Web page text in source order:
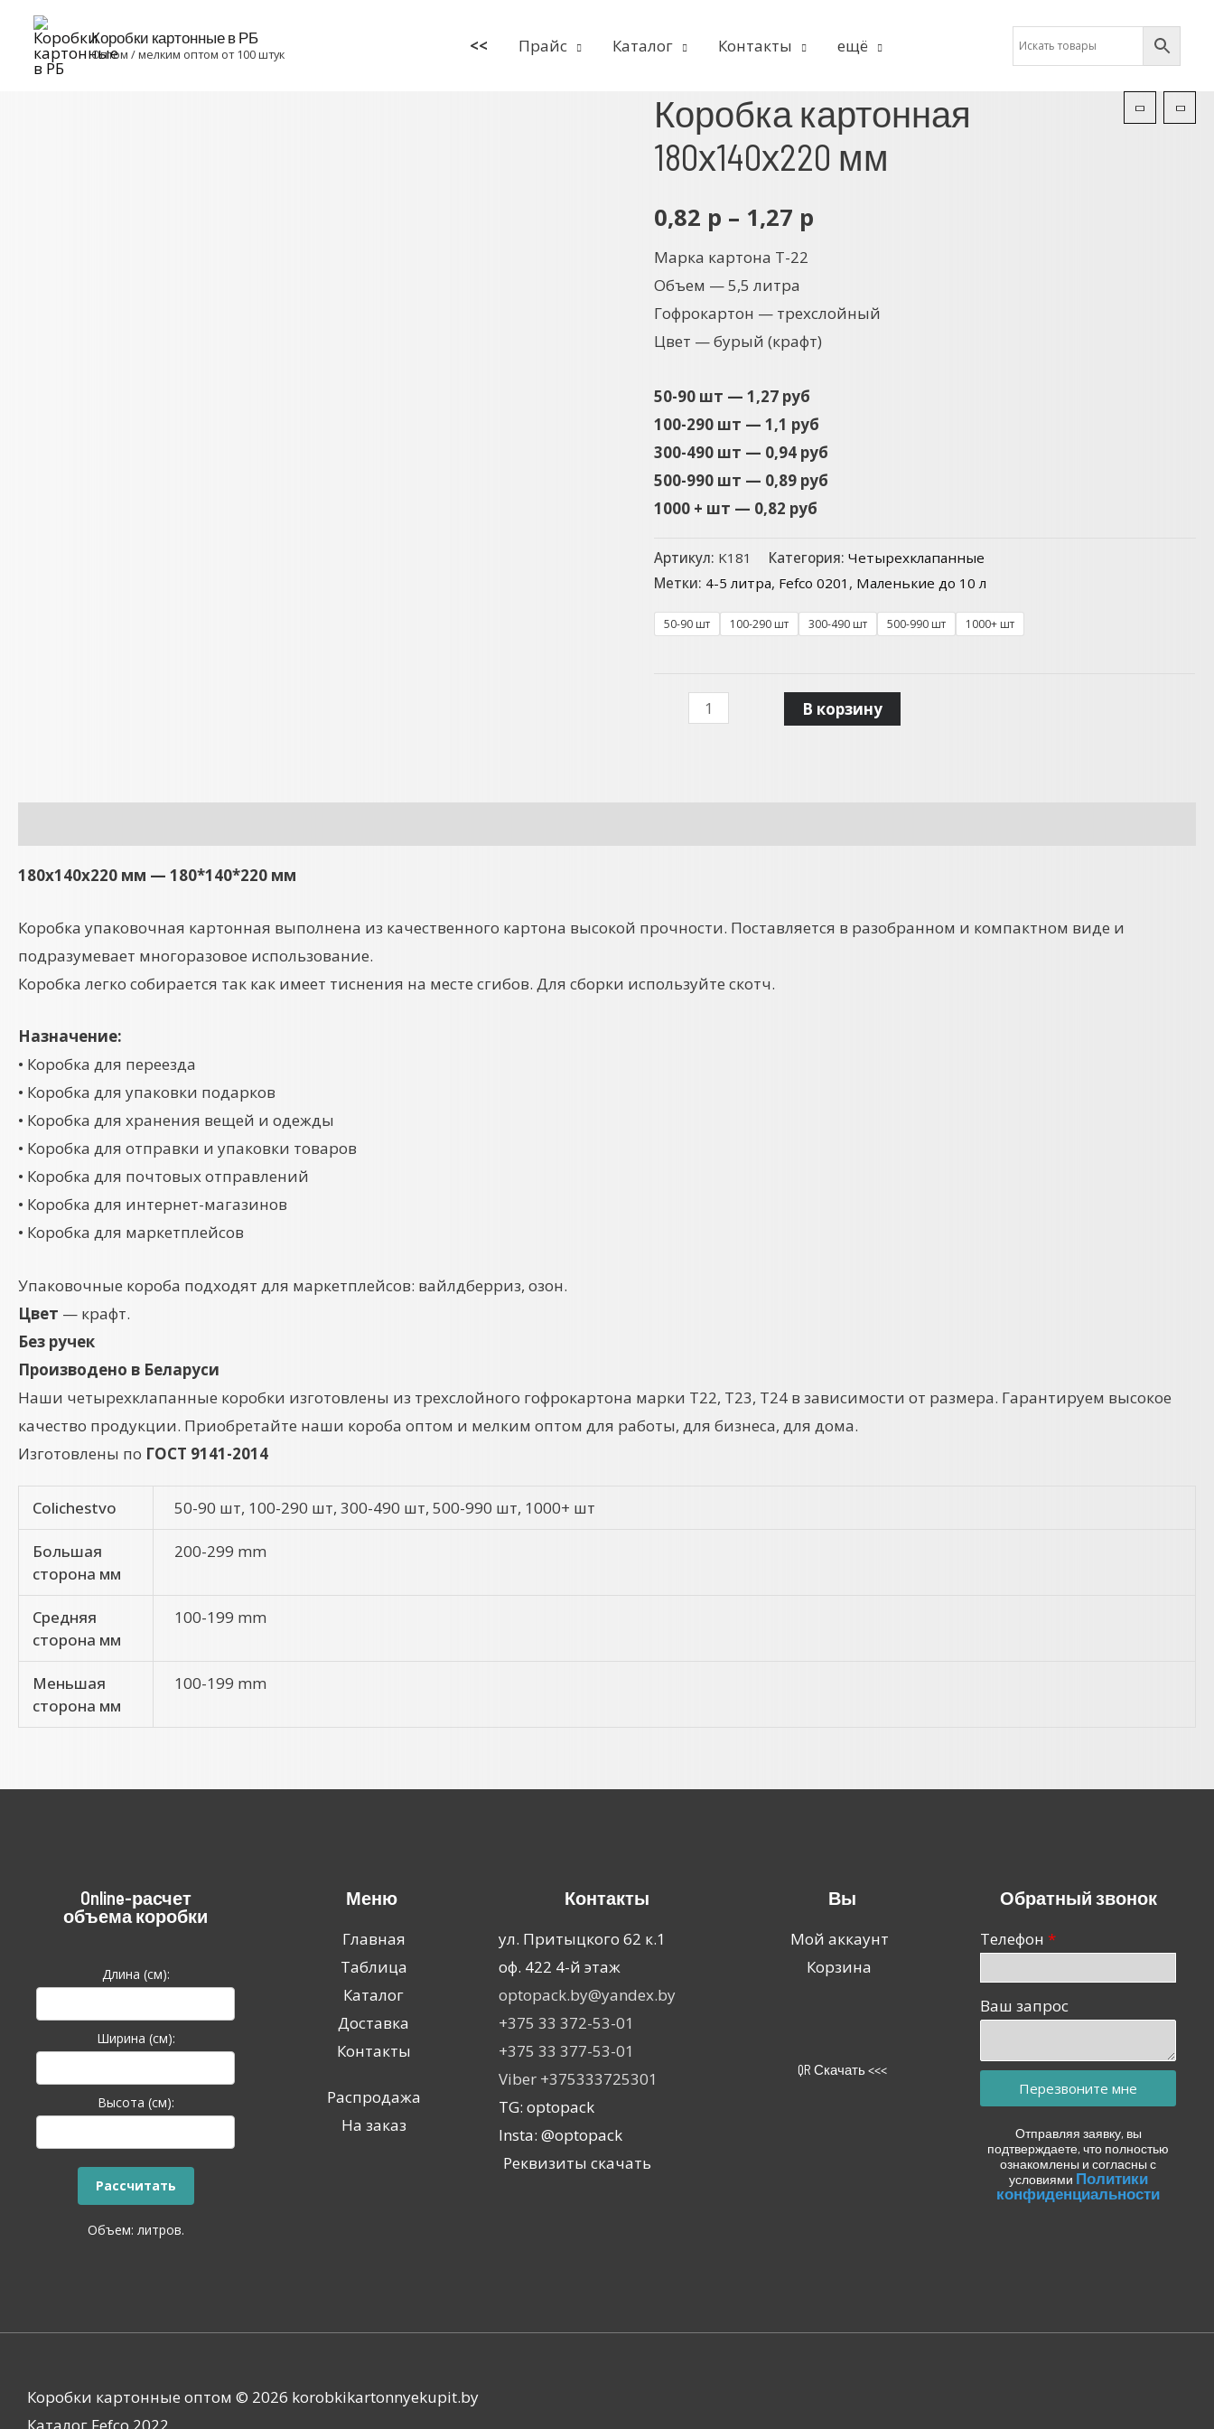
Коробки картонные в РБ
Оптом / мелким оптом от 100 штук << Прайс Каталог Контакты ещё
Коробка картонная
180х140х220 мм
0,82 р – 1,27 р
Марка картона Т-22
Объем — 5,5 литра
Гофрокартон — трехслойный
Цвет — бурый (крафт)
50-90 шт — 1,27 руб
100-290 шт — 1,1 руб
300-490 шт — 0,94 руб
500-990 шт — 0,89 руб
1000 + шт — 0,82 руб
Артикул: K181 Категория:Четырехклапанные
Метки: 4-5 литра, Fefco 0201 , Маленькие до 10 л
50-90 шт 100-290 шт 300-490 шт 500-990 шт 1000+ шт
В корзину
180x140x220 мм — 180*140*220 мм
Коробка упаковочная картонная выполнена из качественного картона высокой прочности. Поставляется в разобранном и компактном виде и
подразумевает многоразовое использование.
Коробка легко собирается так как имеет тиснения на месте сгибов. Для сборки используйте скотч.
Назначение:
• Коробка для переезда
• Коробка для упаковки подарков
• Коробка для хранения вещей и одежды
• Коробка для отправки и упаковки товаров
• Коробка для почтовых отправлений
• Коробка для интернет-магазинов
• Коробка для маркетплейсов
Упаковочные короба подходят для маркетплейсов: вайлдберриз, озон.
Цвет — крафт.
Без ручек
Производено в Беларуси
Наши четырехклапанные коробки изготовлены из трехслойного гофрокартона марки Т22, Т23, Т24 в зависимости от размера. Гарантируем высокое
качество продукции. Приобретайте наши короба оптом и мелким оптом для работы, для бизнеса, для дома.
Изготовлены по ГОСТ 9141-2014
Colichestvo 50-90 шт, 100-290 шт, 300-490 шт, 500-990 шт, 1000+ шт
Большая
сторона мм
200-299 mm
Средняя
сторона мм
100-199 mm
Меньшая
сторона мм
100-199 mm
Online-расчет
объема коробки
Длина (см):
Ширина (см):
Высота (см):
Объем: литров.
Меню
Главная
Таблица
Каталог
Доставка
Контакты
Распродажа
На заказ
Контакты
ул. Притыцкого 62 к.1
оф. 422 4-й этаж
optopack.by@yandex.by
+375 33 372-53-01
+375 33 377-53-01
Viber +375333725301
TG: optopack
Insta: @optopack
Реквизиты скачать
Вы
Мой аккаунт
Корзина
QR Скачать <<<
Обратный звонок
Телефон
Ваш запрос
Перезвоните мне
Отправляя заявку, вы
подтверждаете, что полностью
ознакомлены и согласны с
условиями Политики
конфиденциальности
Коробки картонные оптом © 2026 korobkikartonnyekupit.by